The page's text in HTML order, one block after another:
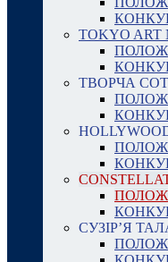
TOKYO ART
ТВОРЧА
СУЗІР’Я